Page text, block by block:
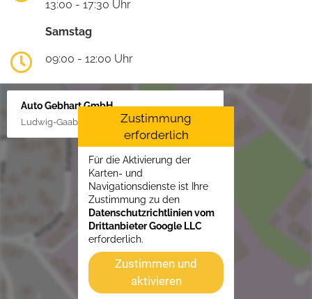
13:00 - 17:30 Uhr
Samstag
09:00 - 12:00 Uhr
Auto Gebhart GmbH
Ludwig-Gaab-Str. 4, 88427 Bad Schussenried
Zustimmung
erforderlich
Für die Aktivierung der
Karten- und
Navigationsdienste ist Ihre
Zustimmung zu den
Datenschutzrichtlinien vom
Drittanbieter Google LLC
erforderlich.
Zustimmen und
aktivieren